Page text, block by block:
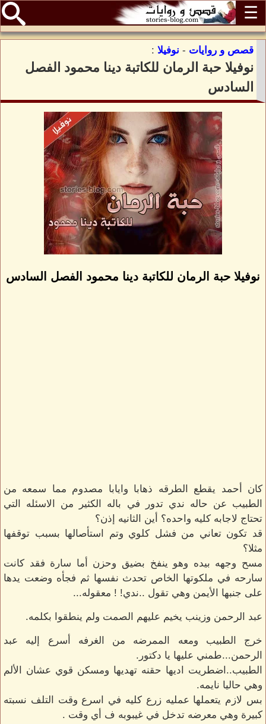
☰
قصص و روايات - نوفيلا :
نوفيلا حبة الرمان للكاتبة دينا محمود الفصل
السادس
نوفيلا حبة الرمان للكاتبة دينا محمود الفصل السادس
كان أحمد يقطع الطرقه ذهابا وايابا مصدوم مما سمعه من
الطبيب عن حاله ندي تدور في باله الكثير من الاسئله التي
تحتاج لاجابه كليه واحده؟ أين الثانيه إذن؟
قد تكون تعاني من فشل كلوي وتم استأصالها بسبب توقفها
مثلا؟
مسح وجهه بيده وهو ينفخ بضيق وحزن أما سارة فقد كانت
سارحه في ملكوتها الخاص تحدث نفسها ثم فجأه وضعت يدها
على جنبها الأيمن وهي تقول ..ندي! ! معقوله...
عبد الرحمن وزينب يخيم عليهم الصمت ولم ينطقوا بكلمه.
خرج الطبيب ومعه الممرضه من الغرفه أسرع إليه عبد
الرحمن...طمني عليها يا دكتور.
الطبيب..اضطريت اديها حقنه تهديها ومسكن قوي عشان الألم
وهي حاليا نايمه.
بس لازم يتعملها عمليه زرع كليه في اسرع وقت التلف نسبته
كبيرة وهي معرضه تدخل في غيبوبه ف أي وقت .